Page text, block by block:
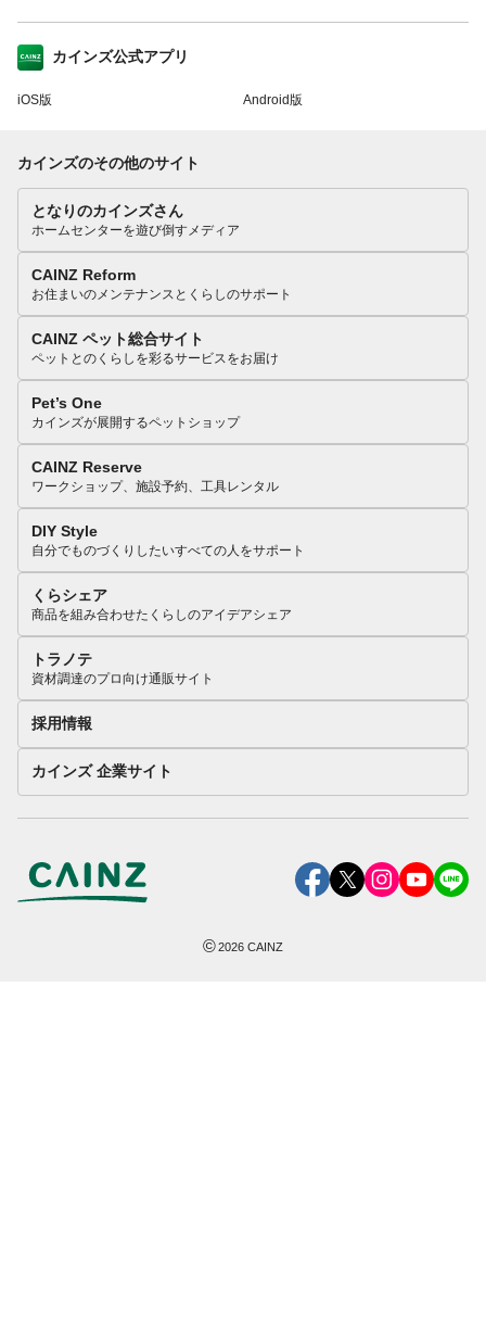
カインズ公式アプリ
iOS版 Android版
カインズのその他のサイト
となりのカインズさん
ホームセンターを遊び倒すメディア
CAINZ Reform
お住まいのメンテナンスとくらしのサポート
CAINZ ペット総合サイト
ペットとのくらしを彩るサービスをお届け
Pet’s One
カインズが展開するペットショップ
CAINZ Reserve
ワークショップ、施設予約、工具レンタル
DIY Style
自分でものづくりしたいすべての人をサポート
くらシェア
商品を組み合わせたくらしのアイデアシェア
トラノテ
資材調達のプロ向け通販サイト
採用情報
カインズ 企業サイト
©2026 CAINZ